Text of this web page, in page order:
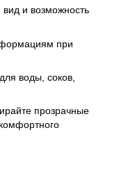
и возможность
при
воды, соков,
прозрачные